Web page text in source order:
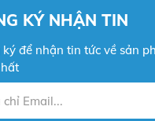
KÝ NHẬN TIN
để nhận tin tức về sản